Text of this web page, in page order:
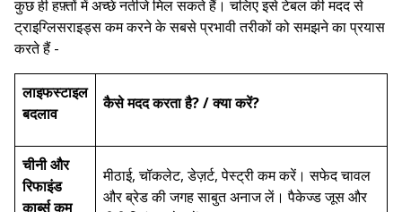
कुछ ही हफ़्तों में अच्छे नतीजे मिल सकते हैं। चलिए इसे टेबल की मदद से
ट्राइग्लिसराइड्स कम करने के सबसे प्रभावी तरीकों को समझने का प्रयास
करते हैं -
लाइफस्टाइल
बदलाव
कैसे मदद करता है? / क्या करें?
चीनी और
रिफाइंड
कार्ब्स कम
मीठाई, चॉकलेट, डेज़र्ट, पेस्ट्री कम करें। सफेद चावल
और ब्रेड की जगह साबुत अनाज लें। पैकेज्ड जूस और